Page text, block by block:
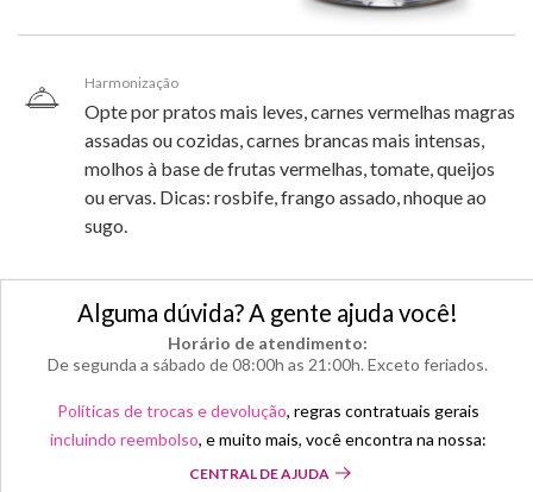
Harmonização
Opte por pratos mais leves, carnes vermelhas magras
assadas ou cozidas, carnes brancas mais intensas,
molhos à base de frutas vermelhas, tomate, queijos
ou ervas. Dicas: rosbife, frango assado, nhoque ao
sugo.
Alguma dúvida? A gente ajuda você!
Horário de atendimento:
De segunda a sábado de 08:00h as 21:00h. Exceto feriados.
Políticas de trocas e devolução, regras contratuais gerais
incluindo reembolso, e muito mais, você encontra na nossa:
CENTRAL DE AJUDA